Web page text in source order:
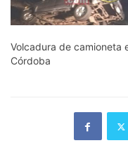
Volcadura de camioneta
Córdoba